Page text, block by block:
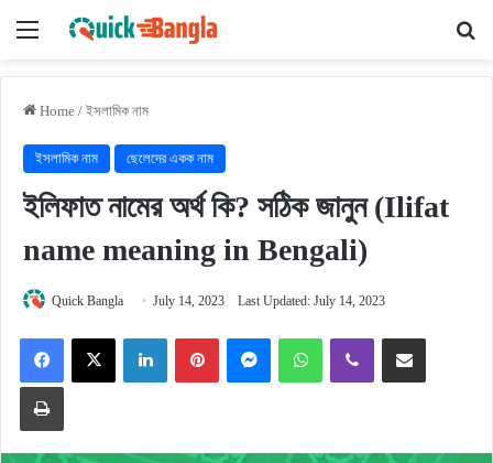
Menu
Home / ইসলামিক নাম
ইসলামিক নাম ছেলেদের একক নাম
ইলিফাত নামের অর্থ কি? সঠিক জানুন (Ilifat
name meaning in Bengali)
Quick Bangla July 14, 2023 Last Updated: July 14, 2023
FacebookX LinkedInPinterestMessengerWhatsAppViber Share via Email
Print